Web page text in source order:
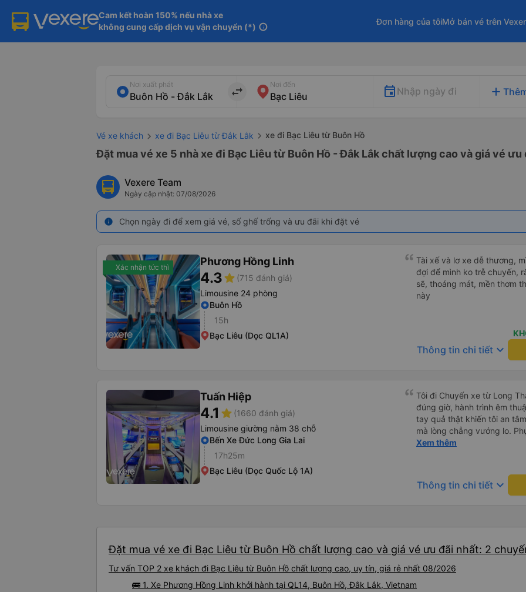
Cam kết hoàn 150% nếu nhà xe
không cung cấp dịch vụ vận chuyển (*) info
Đơn hàng của tôiMở bán vé trên
Nơi xuất phát
import_export
Nơi đến
Nhập ngày đi add
Vé xe khách xe đi Bạc Liêu từ Đắk Lắk xe đi Bạc Liêu từ Buôn Hồ
Đặt mua vé xe 5 nhà xe đi Bạc Liêu từ Buôn Hồ - Đắk Lắk chất lượng cao và giá vé ưu
Vexere Team
Ngày cập nhật: 07/08/2026
info Chọn ngày đi để xem giá vé, số ghế trống và ưu đãi khi đặt vé
Xác nhận tức thì Phương Hồng Linh
4.3star (715 đánh giá)
Limousine 24 phòng
Buôn Hồ
15h
Bạc Liêu (Dọc QL1A)
Tài xế và lơ xe dễ thương,
đợi để mình ko trễ chuyến,
sẽ, thoáng mát, mền thơm
này
Thông tin chi tiết keyboard_arrow_down
Tuấn Hiệp
4.1 star (1660 đánh giá)
Limousine giường nằm 38 chỗ
Bến Xe Đức Long Gia Lai
17h25m
Bạc Liêu (Dọc Quốc Lộ 1A)
Tôi đi Chuyến xe từ Long
đúng giờ, hành trình êm
tay quả thật khiến tôi an tâm, mãn ý. Đường xa muôn dặm
mà lòng chẳng vướng lo.
cẩn, hiếm thấy giữa thời
Xem thêm
Thông tin chi tiết keyboard_arrow_down
Đặt mua vé xe đi Bạc Liêu từ Buôn Hồ chất lượng cao và giá vé ưu đãi nhất: 2
Tư vấn TOP 2 xe khách đi Bạc Liêu từ Buôn Hồ chất lượng cao, uy tín, giá rẻ nhất 08/2026
🚌 1. Xe Phương Hồng Linh khởi hành tại QL14, Buôn Hồ, Đắk Lắk, Vietnam